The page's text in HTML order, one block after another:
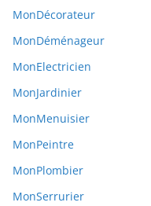
MonDécorateur
MonDéménageur
MonElectricien
MonJardinier
MonMenuisier
MonPeintre
MonPlombier
MonSerrurier